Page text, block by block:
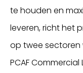
te houden en
leveren, richt het
op twee sectoren
PCAF